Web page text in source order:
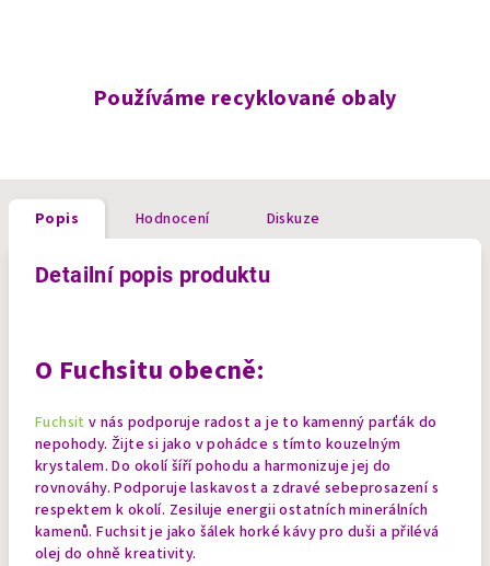
Používáme recyklované obaly
Popis Hodnocení Diskuze
Detailní popis produktu
O Fuchsitu obecně:
Fuchsitv nás podporuje radost a je to kamenný parťák do
nepohody. Žijte si jako v pohádce s tímto kouzelným
krystalem. Do okolí šíří pohodu a harmonizuje jej do
rovnováhy. Podporuje laskavost a zdravé sebeprosazení s
respektem k okolí. Zesiluje energii ostatních minerálních
kamenů. Fuchsit je jako šálek horké kávy pro duši a přilévá
olej do ohně kreativity.